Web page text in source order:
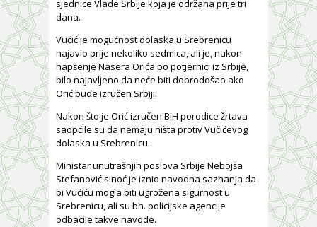
sjednice Vlade Srbije koja je održana prije tri
dana.
Vučić je mogućnost dolaska u Srebrenicu
najavio prije nekoliko sedmica, ali je, nakon
hapšenje Nasera Orića po potjernici iz Srbije,
bilo najavljeno da neće biti dobrodošao ako
Orić bude izručen Srbiji.
Nakon što je Orić izručen BiH porodice žrtava
saopćile su da nemaju ništa protiv Vučićevog
dolaska u Srebrenicu.
Ministar unutrašnjih poslova Srbije Nebojša
Stefanović sinoć je iznio navodna saznanja da
bi Vučiću mogla biti ugrožena sigurnost u
Srebrenicu, ali su bh. policijske agencije
odbacile takve navode.